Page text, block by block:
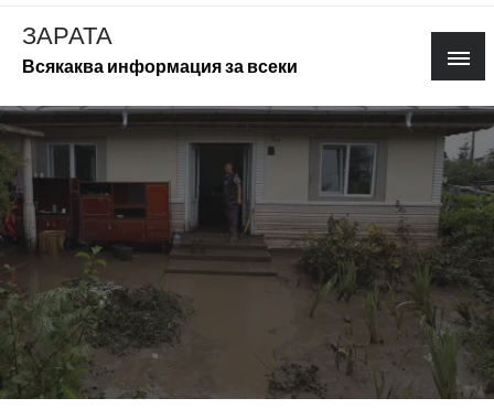
Skip
content
ЗАРАТА
Всякаква информация за всеки